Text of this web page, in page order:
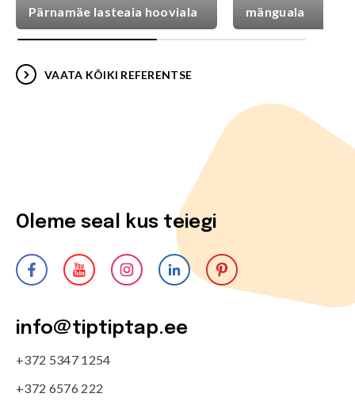
Pärnamäe lasteaia hooviala
mänguala
VAATA KÕIKI REFERENTSE
Oleme seal kus teiegi
info@tiptiptap.ee
+372 5347 1254
+372 6576 222